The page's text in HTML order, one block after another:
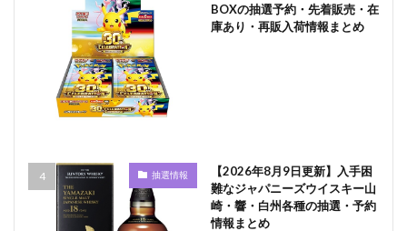
BOXの抽選予約・先着販売・在
庫あり・再販入荷情報まとめ
抽選情報
【2026年8月9日更新】入手困
難なジャパニーズウイスキー山
崎・響・白州各種の抽選・予約
情報まとめ